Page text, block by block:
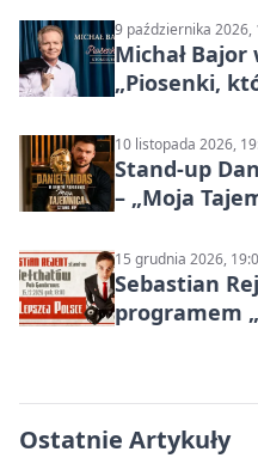
9 października 2026,
Michał Bajor
„Piosenki,
10 listopada 2026,
Stand-up
– „Moja
15 grudnia 2026,
Sebastian
programem
Ostatnie Artykuły